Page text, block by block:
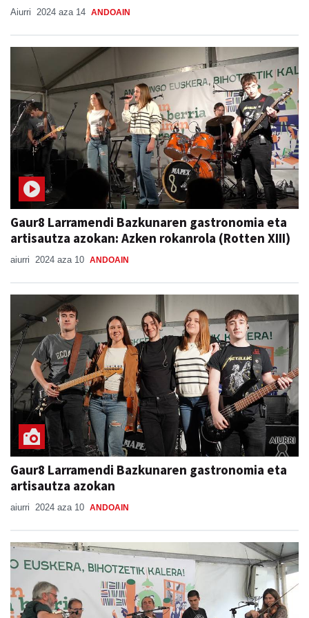
Aiurri 2024 aza 14 ANDOAIN
Gaur8 Larramendi Bazkunaren gastronomia eta
artisautza azokan: Azken rokanrola (Rotten XIII)
aiurri 2024 aza 10 ANDOAIN
Gaur8 Larramendi Bazkunaren gastronomia eta
artisautza azokan
aiurri 2024 aza 10 ANDOAIN